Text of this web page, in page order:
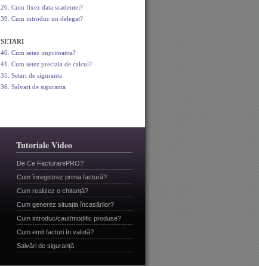
26. Cum fixez data scadentei?
39. Cum introduc un delegat?
SETARI
40. Cum setez imprimanta?
41. Cum setez precizia de calcul?
35. Setari de siguranta
36. Salvari de siguranta
Tutoriale Video
De Ce FacturarePRO?
Cum înregistrez prima factură?
Cum realizez o chitanță?
Cum generez situația încasărilor?
Cum introduc/caut/modific produse?
Cum emit facturi în valută?
Salvări de siguranță